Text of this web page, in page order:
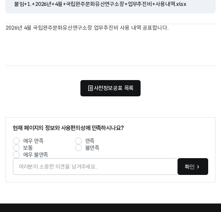
붙임+1.+2026년+4월+국립완주문화유산연구소장+업무추진비+사용내역.xlsx
2026년 4월 국립완주문화유산연구소장 업무추진비 사용 내역 공표합니다.
사전정보공표 목록
현재 페이지의 정보와 사용편의성에 만족하시나요?
매우 만족
만족
보통
불만족
매우 불만족
확인